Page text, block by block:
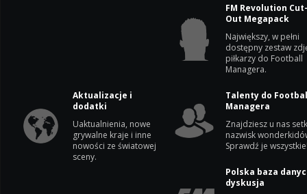
FM Revolution
Out Megapack
Największy, w pełni
dostępny zestaw
piłkarzy do Football
Managera.
Aktualizacje i
dodatki
Uaktualnienia, nowe
grywalne kraje i inne
nowości ze światowej
sceny.
Talenty do
Managera
Znajdziesz u nas
nazwisk
Sprawdź je
Polska baza
dyskusja